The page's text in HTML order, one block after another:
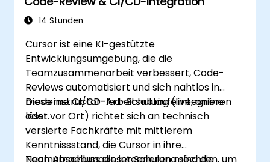
14 Stunden
Cursor ist eine KI-gestützte
Entwicklungsumgebung, die die
Teamzusammenarbeit verbessert, Code-
Reviews automatisiert und sich nahtlos in
moderne CI/CD-Arbeitsabläufe integrieren
lässt.
Diese instructor-led-Schulung (live, online
oder vor Ort) richtet sich an technisch
versierte Fachkräfte mit mittlerem
Kenntnissstand, die Cursor in ihre
Teamumgebungen integrieren möchten, um
Nach Abschluss dieser Schulung sind die